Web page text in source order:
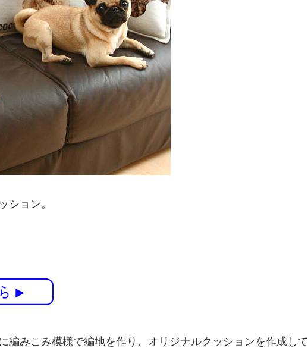
ション。
編みこみ模様で編地を作り、オリジナルクッションを作成して